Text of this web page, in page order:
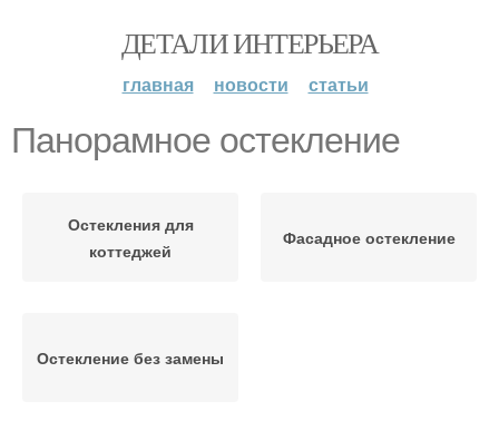
ДЕТАЛИ ИНТЕРЬЕРА
главная новости статьи
Панорамное остекление
Остекления для
коттеджей
Фасадное остекление
Остекление без замены